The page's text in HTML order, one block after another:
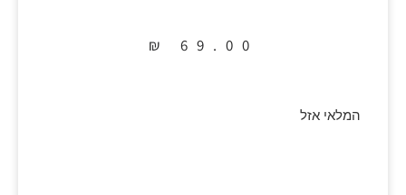
₪ 69.00
המלאי אזל